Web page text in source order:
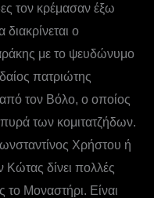
τον κρέμασαν έξω
ο
με το ψευδώνυμο
πατριώτης
τον Βόλο, ο οποίος
πυρά των κομιτατζήδων.
Χρήστου ή
δίνει πολλές
το Μοναστήρι. Είναι